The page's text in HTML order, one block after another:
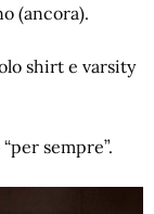
(ancora).
shirt e varsity
sempre”.